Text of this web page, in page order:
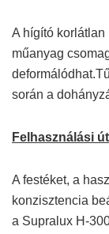
A hígító korlátlan
műanyag
során a
Felhasználási
A festéket, a
konzisztencia
a Supralux H-